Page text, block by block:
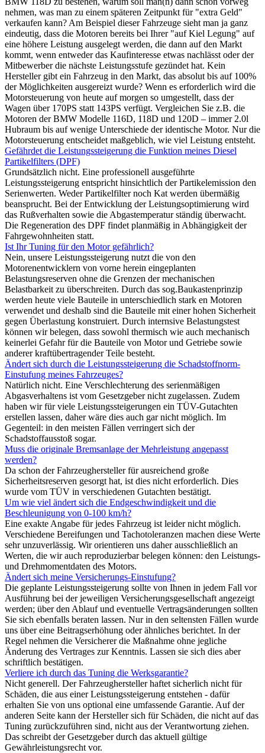
nehmen, was man zu einem späteren Zeitpunkt für "extra Geld"
verkaufen kann? Am Beispiel dieser Fahrzeuge sieht man ja ganz
eindeutig, dass die Motoren bereits bei Ihrer "auf Kiel Legung" auf
eine höhere Leistung ausgelegt werden, die dann auf den Markt
kommt, wenn entweder das Kaufinteresse etwas nachlässt oder der
Mitbewerber die nächste Leistungsstufe gezündet hat. Kein
Hersteller gibt ein Fahrzeug in den Markt, das absolut bis auf 100%
der Möglichkeiten ausgereizt wurde? Wenn es erforderlich wird die
Motorsteuerung von heute auf morgen so umgestellt, dass der
Wagen über 170PS statt 143PS verfügt. Vergleichen Sie z.B. die
Motoren der BMW Modelle 116D, 118D und 120D – immer 2.0l
Hubraum bis auf wenige Unterschiede der identische Motor. Nur die
Motorsteuerung entscheidet maßgeblich, wie viel Leistung entsteht.
Gefährdet die Leistungssteigerung die Funktion meines Diesel
Partikelfilters (DPF)
Grundsätzlich nicht. Eine professionell ausgeführte
Leistungssteigerung entspricht hinsichtlich der Partikelemission den
Serienwerten. Weder Partikelfilter noch Kat werden übermäßig
beansprucht. Bei der Entwicklung der Leistungsoptimierung wird
das Rußverhalten sowie die Abgastemperatur ständig überwacht.
Die Regeneration des DPF findet planmäßig in Abhängigkeit der
Fahrgewohnheiten statt.
Ist Ihr Tuning für den Motor gefährlich?
Nein, unsere Leistungssteigerung nutzt die von den
Motorenentwicklern von vorne herein eingeplanten
Belastungsreserven ohne die Grenzen der mechanischen
Belastbarkeit zu überschreiten. Durch das sog.Baukastenprinzip
werden heute viele Bauteile in unterschiedlich stark en Motoren
verwendet und deshalb sind die Bauteile mit einer hohen Sicherheit
gegen Überlastung konstruiert. Durch internsive Belastungstest
können wir belegen, dass sowohl thermisch wie auch mechanisch
keinerlei Gefahr für die Bauteile von Motor und Getriebe sowie
anderer kraftübertragender Teile besteht.
Ändert sich durch die Leistungssteigerung die Schadstoffnorm-
Einstufung meines Fahrzeuges?
Natürlich nicht. Eine Verschlechterung des serienmäßigen
Abgasverhaltens ist vom Gesetzgeber nicht zugelassen. Zudem
haben wir für viele Leistungssteigerungen ein TÜV-Gutachten
erstellen lassen, daher wäre dies auch gar nicht möglich. Im
Gegenteil: in den meisten Fällen verringert sich der
Schadstoffausstoß sogar.
Muss die originale Bremsanlage der Mehrleistung angepasst
werden?
Da schon der Fahrzeughersteller für ausreichend große
Sicherheitsreserven gesorgt hat, ist dies nicht erforderlich. Dies
wurde vom TÜV in verschiedenen Gutachten bestätigt.
Um wie viel ändert sich die Endgeschwindigkeit und die
Beschleunigung von 0-100 km/h?
Eine exakte Angabe für jedes Fahrzeug ist leider nicht möglich.
Verschiedene Bereifungen und Tachotoleranzen machen diese Werte
sehr unzuverlässig. Wir orientieren uns daher ausschließlich an
Werten, die wir auch reproduzierbar belegen können: den Leistungs-
und Drehmomentdaten des Motors.
Ändert sich meine Versicherungs-Einstufung?
Die geplante Leistungssteigerung sollte von Ihnen in jedem Fall vor
Ausführung bei der jeweiligen Versicherungsgesellschaft angezeigt
werden; über den Ablauf und eventuelle Vertragsänderungen sollten
Sie sich ebenfalls beraten lassen. Nur in den seltensten Fällen wurde
uns über eine Beitragserhöhung oder ähnliches berichtet. In der
Regel nehmen die Versicherer die Maßnahme ohne jegliche
Änderung des Vertrages zur Kenntnis. Lassen sie sich dies aber
schriftlich bestätigen.
Verliere ich durch das Tuning die Werksgarantie?
Nicht generell. Der Fahrzeughersteller haftet sicherlich nicht für
Schäden, die aus einer Leistungssteigerung entstehen - dafür
erhalten Sie von uns optional eine umfassende Garantie. Auf der
anderen Seite kann der Hersteller sich für Schäden, die nicht auf das
Tuning zurückzuführen sind, nicht aus der Verantwortung ziehen.
Das schreibt der Gesetzgeber durch das aktuell gültige
Gewährleistungsrecht vor.